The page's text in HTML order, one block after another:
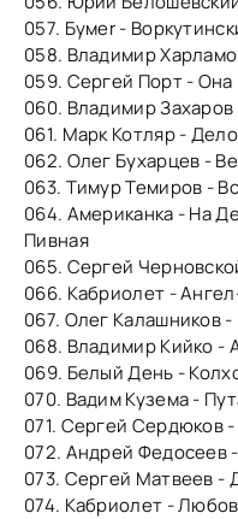
057. Бумеr -
058. Владимир
059. Сергей Порт - Она
060. Владимир
061. Марк Котляр -
062. Олег Бухарцев -
063. Тимур Темиров -
064. Американка - На
Пивная
065. Сергей
066. Кабриолет -
067. Олег Калашников
068. Владимир Кийко -
069. Белый День -
070. Вадим Кузема -
071. Сергей Сердюков
072. Андрей Федосеев
073. Сергей Матвеев -
074. Кабриолет -